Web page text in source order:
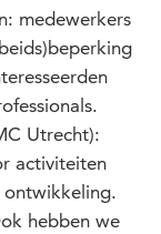
medewerkers
Utrecht):
activiteiten
ontwikkeling.
hebben we